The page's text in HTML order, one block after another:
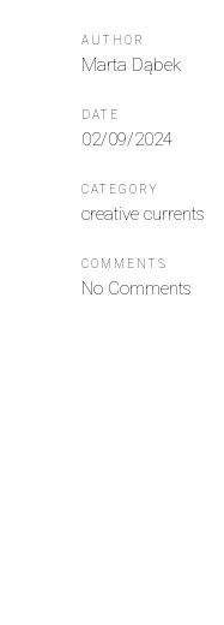
AUTHOR
Marta Dąbek
DATE
02/09/2024
CATEGORY
creative currents
COMMENTS
No Comments